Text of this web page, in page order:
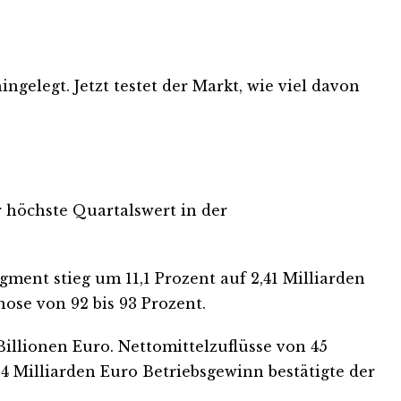
Jetzt testet der Markt, wie viel davon
höchste Quartalswert in der
stieg um 11,1 Prozent auf 2,41 Milliarden
von 92 bis 93 Prozent.
Euro. Nettomittelzuflüsse von 45
Milliarden Euro Betriebsgewinn bestätigte der